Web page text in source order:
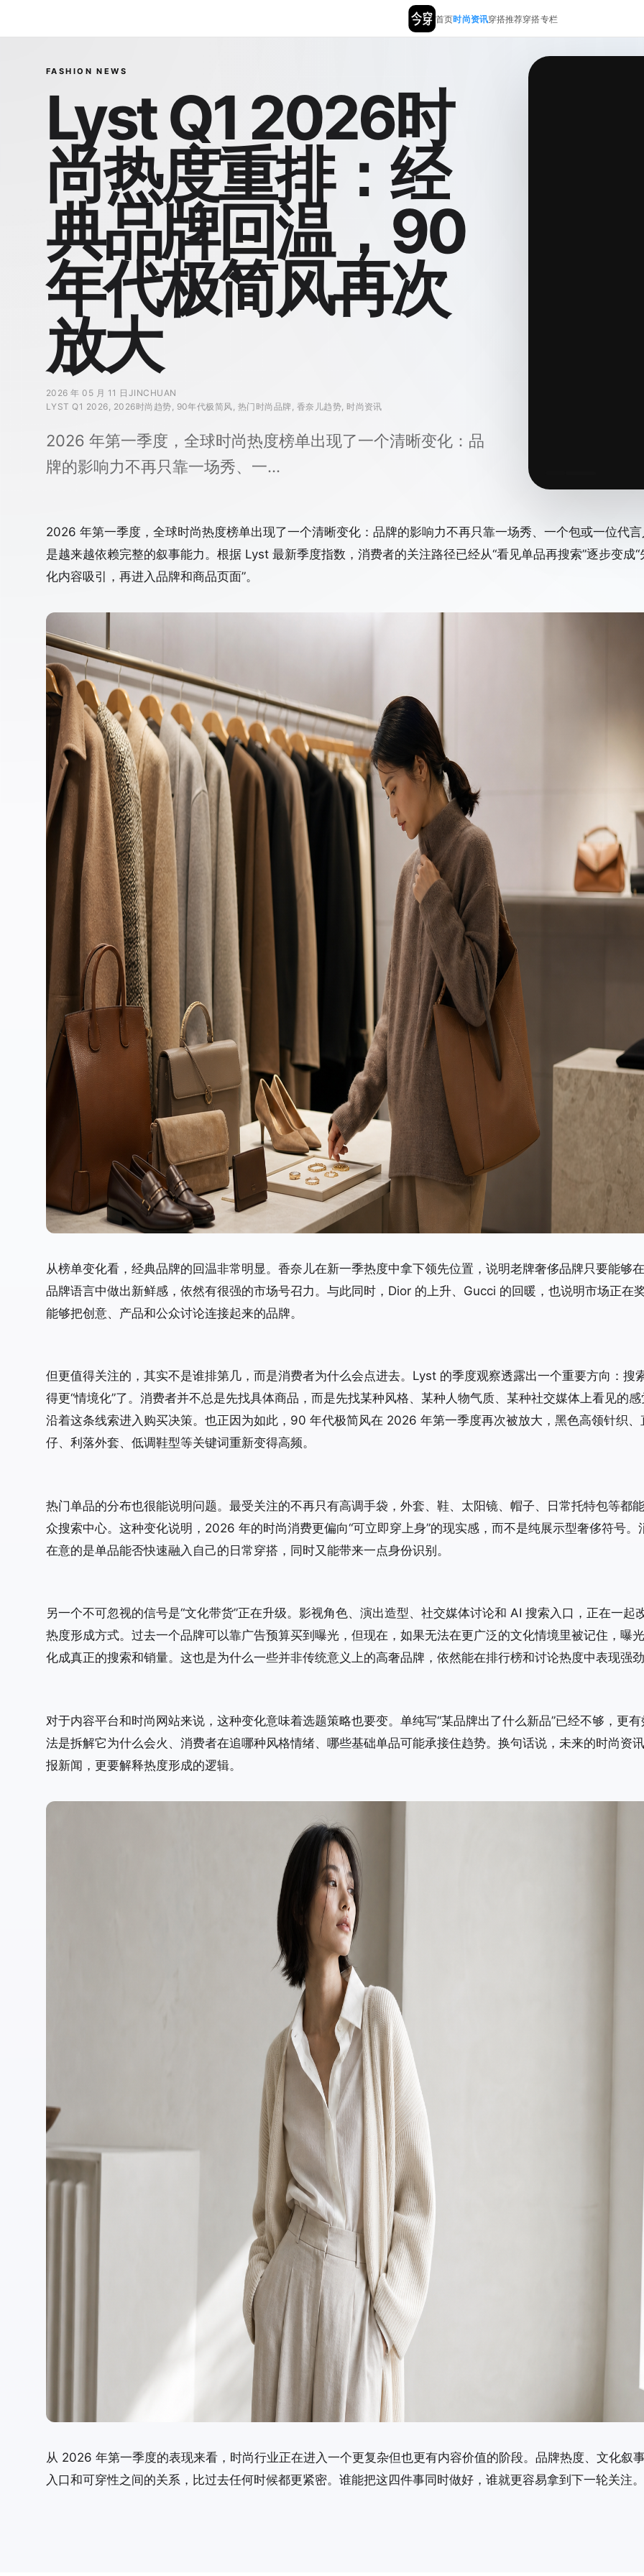
今穿 | AI 穿搭助手
首页时尚资讯穿搭推荐穿搭专栏
FASHION NEWS
Lyst Q1 2026时
尚热度重排：经
典品牌回温，90
年代极简风再次
放大
2026 年 05 月 11 日 JINCHUAN
LYST Q1 2026, 2026时尚趋势, 90年代极简风, 热门时尚品牌, 香奈儿趋势, 时尚资讯
2026 年第一季度，全球时尚热度榜单出现了一个清晰变化：品
牌的影响力不再只靠一场秀、一…
2026 年第一季度，全球时尚热度榜单出现了一个清晰变化：品牌的影响力不再只靠一场秀、一个包或一位代
是越来越依赖完整的叙事能力。根据 Lyst 最新季度指数，消费者的关注路径已经从“看见单品再搜索”逐步变成“
化内容吸引，再进入品牌和商品页面”。
从榜单变化看，经典品牌的回温非常明显。香奈儿在新一季热度中拿下领先位置，说明老牌奢侈品牌只要能够
品牌语言中做出新鲜感，依然有很强的市场号召力。与此同时，Dior 的上升、Gucci 的回暖，也说明市场正在
能够把创意、产品和公众讨论连接起来的品牌。
但更值得关注的，其实不是谁排第几，而是消费者为什么会点进去。Lyst 的季度观察透露出一个重要方向：搜
得更“情境化”了。消费者并不总是先找具体商品，而是先找某种风格、某种人物气质、某种社交媒体上看见的
沿着这条线索进入购买决策。也正因为如此，90 年代极简风在 2026 年第一季度再次被放大，黑色高领针织、
仔、利落外套、低调鞋型等关键词重新变得高频。
热门单品的分布也很能说明问题。最受关注的不再只有高调手袋，外套、鞋、太阳镜、帽子、日常托特包等都
众搜索中心。这种变化说明，2026 年的时尚消费更偏向“可立即穿上身”的现实感，而不是纯展示型奢侈符号。
在意的是单品能否快速融入自己的日常穿搭，同时又能带来一点身份识别。
另一个不可忽视的信号是“文化带货”正在升级。影视角色、演出造型、社交媒体讨论和 AI 搜索入口，正在一起
热度形成方式。过去一个品牌可以靠广告预算买到曝光，但现在，如果无法在更广泛的文化情境里被记住，曝
化成真正的搜索和销量。这也是为什么一些并非传统意义上的高奢品牌，依然能在排行榜和讨论热度中表现强
对于内容平台和时尚网站来说，这种变化意味着选题策略也要变。单纯写“某品牌出了什么新品”已经不够，更
法是拆解它为什么会火、消费者在追哪种风格情绪、哪些基础单品可能承接住趋势。换句话说，未来的时尚资
报新闻，更要解释热度形成的逻辑。
从 2026 年第一季度的表现来看，时尚行业正在进入一个更复杂但也更有内容价值的阶段。品牌热度、文化叙
入口和可穿性之间的关系，比过去任何时候都更紧密。谁能把这四件事同时做好，谁就更容易拿到下一轮关注。